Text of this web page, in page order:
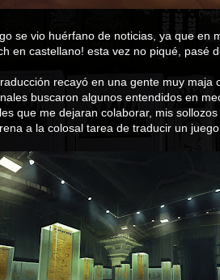
se vio huérfano de noticias, ya que en
en castellano! esta vez no piqué, pasé
recayó en una gente muy
buscaron algunos entendidos en
que me dejaran colaborar, mis
a la colosal tarea de traducir un